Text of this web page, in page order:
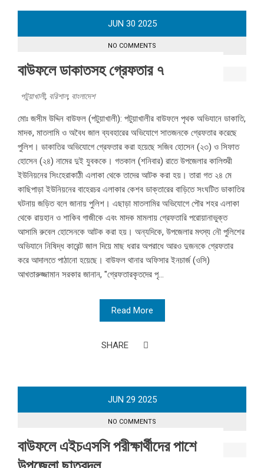
JUN 30 2025
NO COMMENTS
বাউফলে ডাকাতসহ গ্রেফতার ৭
পটুয়াখালী, বরিশাল, বাংলাদেশ
মোঃ জসীম উদ্দিন বাউফল (পটুয়াখালী): পটুয়াখালীর বাউফলে পৃথক অভিযানে ডাকাতি,
মাদক, মাতলামি ও অবৈধ জাল ব্যবহারের অভিযোগে সাতজনকে গ্রেফতার করেছে
পুলিশ। ডাকাতির অভিযোগে গ্রেফতার করা হয়েছে সজিব হোসেন (২৩) ও সিফাত
হোসেন (২৪) নামের দুই যুবককে। গতকাল (শনিবার) রাতে উপজেলার কালিশুরী
ইউনিয়নের সিংহেরাকাঠী এলাকা থেকে তাদের আটক করা হয়। তারা গত ২৪ মে
কাছিপাড়া ইউনিয়নের বাহেরচর এলাকার কেশব ডাক্তারের বাড়িতে সংঘটিত ডাকাতির
ঘটনায় জড়িত বলে জানায় পুলিশ। এছাড়া মাতলামির অভিযোগে পৌর শহর এলাকা
থেকে রায়হান ও শাকিব গাজীকে এবং মাদক মামলায় গ্রেফতারি পরোয়ানাভুক্ত
আসামি রুবেল হোসেনকে আটক করা হয়। অন্যদিকে, উপজেলার মৎস্য নৌ পুলিশের
অভিযানে নিষিদ্ধ কারেন্ট জাল দিয়ে মাছ ধরার অপরাধে আরও দুজনকে গ্রেফতার
করে আদালতে পাঠানো হয়েছে। বাউফল থানার অফিসার ইনচার্জ (ওসি)
আখতারুজ্জামান সরকার জানান, "গ্রেফতারকৃতদের পৃ...
Read More
SHARE
JUN 29 2025
NO COMMENTS
বাউফলে এইচএসসি পরীক্ষার্থীদের পাশে